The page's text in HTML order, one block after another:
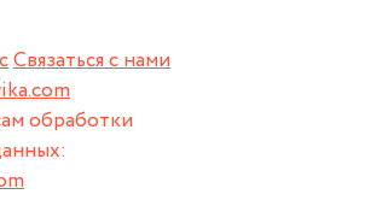
Связаться с нами
обработки